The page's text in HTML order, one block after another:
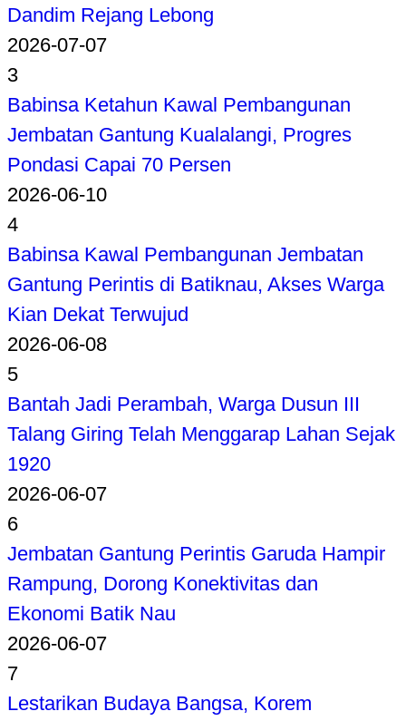
Dandim Rejang Lebong
2026-07-07
3
Babinsa Ketahun Kawal Pembangunan
Jembatan Gantung Kualalangi, Progres
Pondasi Capai 70 Persen
2026-06-10
4
Babinsa Kawal Pembangunan Jembatan
Gantung Perintis di Batiknau, Akses Warga
Kian Dekat Terwujud
2026-06-08
5
Bantah Jadi Perambah, Warga Dusun III
Talang Giring Telah Menggarap Lahan Sejak
1920
2026-06-07
6
Jembatan Gantung Perintis Garuda Hampir
Rampung, Dorong Konektivitas dan
Ekonomi Batik Nau
2026-06-07
7
Lestarikan Budaya Bangsa, Korem